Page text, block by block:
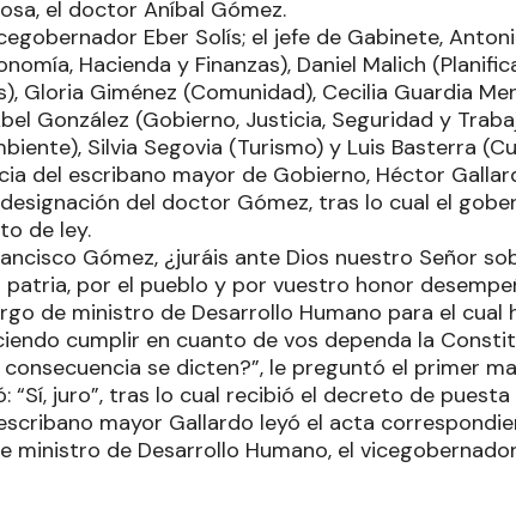
el doctor Aníbal Gómez.
Eber Solís; el jefe de Gabinete,
Hacienda y Finanzas), Daniel Malich
Gloria Giménez (Comunidad), Cecilia Guardia
González (Gobierno, Justicia, Seguridad y
Silvia Segovia (Turismo) y Luis Basterra
del escribano mayor de Gobierno, Héctor
designación del doctor Gómez, tras lo cual el
de ley.
Gómez, ¿juráis ante Dios nuestro Señor
patria, por el pueblo y por vuestro honor
de ministro de Desarrollo Humano para el cual
cumplir en cuanto de vos dependa la
se dicten?”, le preguntó el primer
“Sí, juro”, tras lo cual recibió el decreto de puesta
mayor Gallardo leyó el acta
ministro de Desarrollo Humano, el